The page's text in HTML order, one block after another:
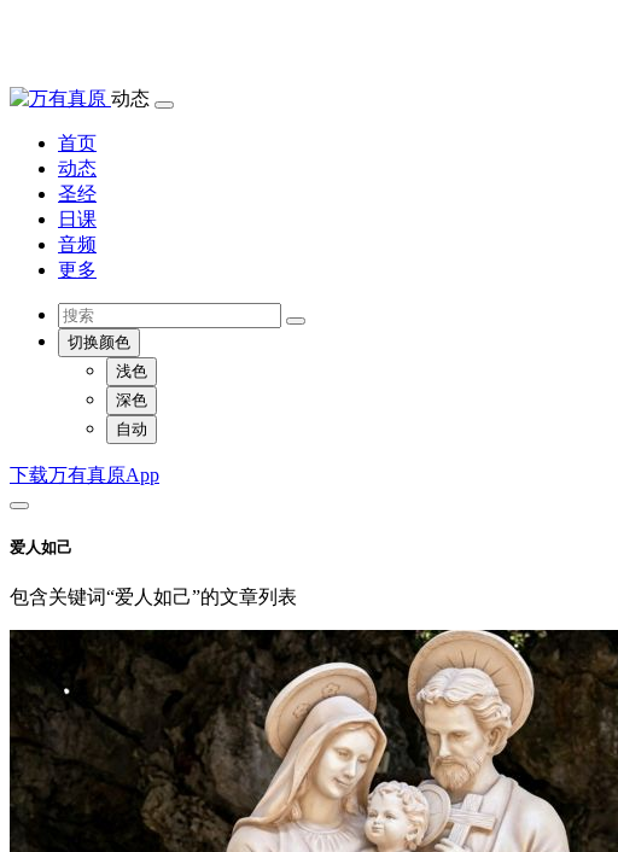
动态
首页
动态
圣经
日课
音频
更多
切换颜色
浅色
深色
自动
下载万有真原App
爱人如己
包含关键词“爱人如己”的文章列表